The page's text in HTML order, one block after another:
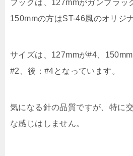
フックは、127mmがガンブラッ
150mmの方はST-46風のオリジ
サイズは、127mmが#4、
#2、後：#4となっています。
気になる針の品質ですが、特に
な感じはしません。